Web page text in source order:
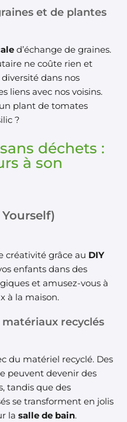
et de plantes
d’échange de graines.
ne coûte rien et
dans nos
liens avec nos voisins.
plant de tomates
?
déchets :
à son
créativité grâce au DIY
enfants dans des
et amusez-vous à
à la maison.
recyclés
du matériel recyclé. Des
peuvent devenir des
tandis que des
se transforment en jolis
la salle de bain.